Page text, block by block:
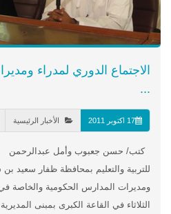
الاجتماع الدوري لمدراء
...
17 اكتوبر 2011 الأخبار الرئيسية
كتب/ حسن جعبوب وأمل عبدالرحمن
للتربية والتعليم بمحافظة ظفار سعيد
ومديرات المدارس الحكومية والخاصة
الثلاثاء في القاعة الكبرى بمبنى المديرية